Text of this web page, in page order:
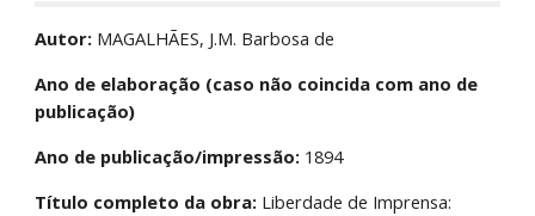
Autor: MAGALHÃES, J.M. Barbosa de
Ano de elaboração (caso não coincida com ano de
publicação)
Ano de publicação/impressão: 1894
Título completo da obra: Liberdade de Imprensa: